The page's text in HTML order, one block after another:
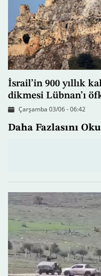
İsrail’in 900 yıllık
dikmesi Lübnan’ı
Çarşamba 03/06 - 06:42
Daha Fazlasını Oku